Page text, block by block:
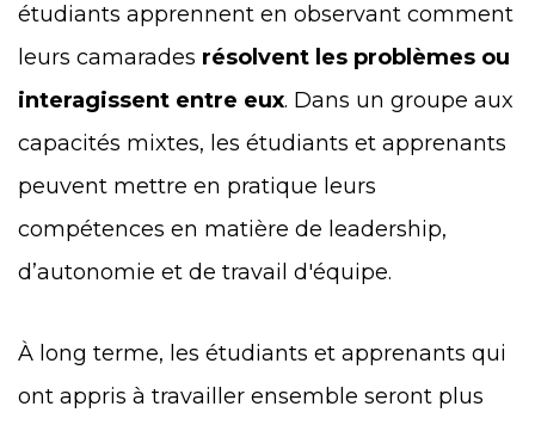
étudiants apprennent en observant comment
leurs camarades résolvent les problèmes ou
interagissent entre eux. Dans un groupe aux
capacités mixtes, les étudiants et apprenants
peuvent mettre en pratique leurs
compétences en matière de leadership,
d’autonomie et de travail d'équipe.
À long terme, les étudiants et apprenants qui
ont appris à travailler ensemble seront plus